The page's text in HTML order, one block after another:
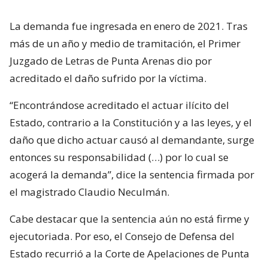
La demanda fue ingresada en enero de 2021. Tras
más de un año y medio de tramitación, el Primer
Juzgado de Letras de Punta Arenas dio por
acreditado el daño sufrido por la víctima.
“Encontrándose acreditado el actuar ilícito del
Estado, contrario a la Constitución y a las leyes, y el
daño que dicho actuar causó al demandante, surge
entonces su responsabilidad (…) por lo cual se
acogerá la demanda”, dice la sentencia firmada por
el magistrado Claudio Neculmán.
Cabe destacar que la sentencia aún no está firme y
ejecutoriada. Por eso, el Consejo de Defensa del
Estado recurrió a la Corte de Apelaciones de Punta